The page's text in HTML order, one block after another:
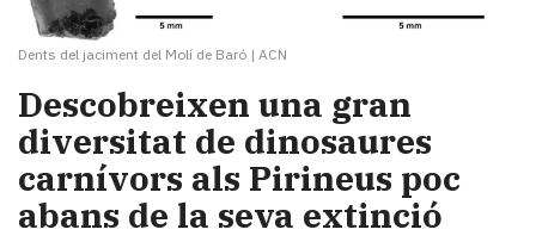
Dents del jaciment del Molí de Baró | ACN
Descobreixen una gran
diversitat de dinosaures
carnívors als Pirineus poc
abans de la seva extinció